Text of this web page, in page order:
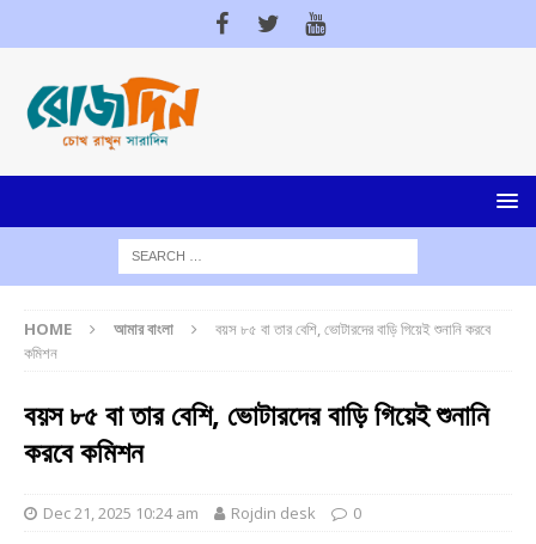
HOME আমার বাংলা
বয়স ৮৫ বা তার বেশি, ভোটারদের বাড়ি গিয়েই শুনানি করবে
কমিশন
বয়স ৮৫ বা তার বেশি, ভোটারদের বাড়ি গিয়েই শুনানি
করবে কমিশন
Dec 21, 2025 10:24 am Rojdin desk 0